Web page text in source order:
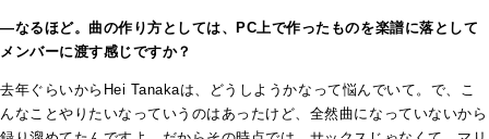
―なるほど。曲の作り方としては、PC上で作ったものを楽譜に落として
メンバーに渡す感じですか？
去年ぐらいからHei Tanakaは、どうしようかなって悩んでいて。で、こ
んなことやりたいなっていうのはあったけど、全然曲になっていないから